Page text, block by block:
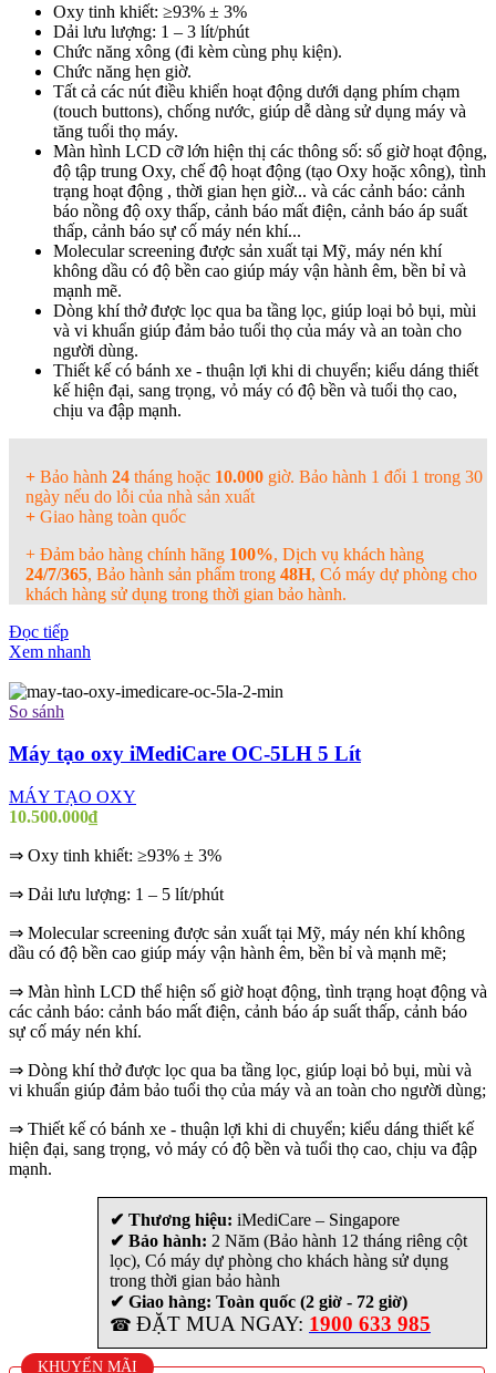
Oxy tinh khiết: ≥93% ± 3%
Dải lưu lượng: 1 – 3 lít/phút
Chức năng xông (đi kèm cùng phụ kiện).
Chức năng hẹn giờ.
Tất cả các nút điều khiển hoạt động dưới dạng phím chạm
(touch buttons), chống nước, giúp dễ dàng sử dụng máy và
tăng tuổi thọ máy.
Màn hình LCD cỡ lớn hiện thị các thông số: số giờ hoạt động,
độ tập trung Oxy, chế độ hoạt động (tạo Oxy hoặc xông), tình
trạng hoạt động , thời gian hẹn giờ... và các cảnh báo: cảnh
báo nồng độ oxy thấp, cảnh báo mất điện, cảnh báo áp suất
thấp, cảnh báo sự cố máy nén khí...
Molecular screening được sản xuất tại Mỹ, máy nén khí
không dầu có độ bền cao giúp máy vận hành êm, bền bỉ và
mạnh mẽ.
Dòng khí thở được lọc qua ba tầng lọc, giúp loại bỏ bụi, mùi
và vi khuẩn giúp đảm bảo tuổi thọ của máy và an toàn cho
người dùng.
Thiết kế có bánh xe - thuận lợi khi di chuyển; kiểu dáng thiết
kế hiện đại, sang trọng, vỏ máy có độ bền và tuổi thọ cao,
chịu va đập mạnh.
+ Bảo hành 24 tháng hoặc 10.000 giờ. Bảo hành 1 đổi 1 trong 30
ngày nếu do lỗi của nhà sản xuất
+ Giao hàng toàn quốc
+ Đảm bảo hàng chính hãng 100%, Dịch vụ khách hàng
24/7/365, Bảo hành sản phẩm trong 48H, Có máy dự phòng cho
khách hàng sử dụng trong thời gian bảo hành.
Đọc tiếp
Xem nhanh
So sánh
Máy tạo oxy iMediCare OC-5LH 5 Lít
MÁY TẠO OXY
10.500.000₫
⇒ Oxy tinh khiết: ≥93% ± 3%
⇒ Dải lưu lượng: 1 – 5 lít/phút
⇒ Molecular screening được sản xuất tại Mỹ, máy nén khí không
dầu có độ bền cao giúp máy vận hành êm, bền bỉ và mạnh mẽ;
⇒ Màn hình LCD thể hiện số giờ hoạt động, tình trạng hoạt động và
các cảnh báo: cảnh báo mất điện, cảnh báo áp suất thấp, cảnh báo
sự cố máy nén khí.
⇒ Dòng khí thở được lọc qua ba tầng lọc, giúp loại bỏ bụi, mùi và
vi khuẩn giúp đảm bảo tuổi thọ của máy và an toàn cho người dùng;
⇒ Thiết kế có bánh xe - thuận lợi khi di chuyển; kiểu dáng thiết kế
hiện đại, sang trọng, vỏ máy có độ bền và tuổi thọ cao, chịu va đập
mạnh.
✔ Thương hiệu: iMediCare – Singapore
✔ Bảo hành: 2 Năm (Bảo hành 12 tháng riêng cột
lọc), Có máy dự phòng cho khách hàng sử dụng
trong thời gian bảo hành
✔ Giao hàng: Toàn quốc (2 giờ - 72 giờ)
☎ ĐẶT MUA NGAY: 1900 633 985
KHUYẾN MÃI